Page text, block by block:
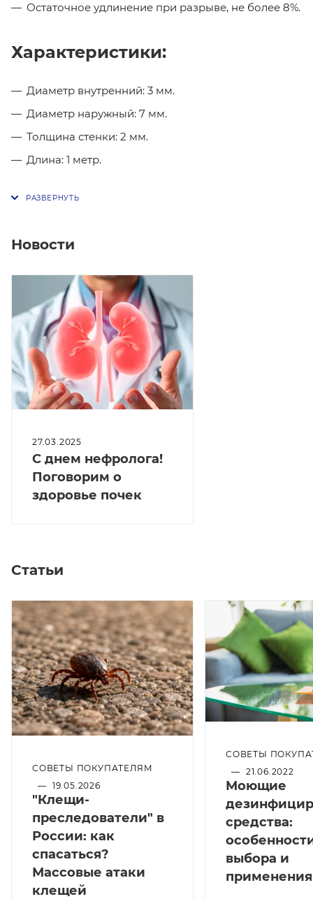
Остаточное удлинение при разрыве, не более 8%.
Характеристики:
Диаметр внутренний: 3 мм.
Диаметр наружный: 7 мм.
Толщина стенки: 2 мм.
Длина: 1 метр.
Новости
27.03.2025
С днем нефролога!
Поговорим о
здоровье почек
Статьи
СОВЕТЫ ПОКУПАТЕЛЯМ
— 19.05.2026
"Клещи-
преследователи" в
России: как
спасаться?
Массовые атаки
клещей
СОВЕТЫ
— 21.06.2022
Моющие
средства:
выбора и
применения